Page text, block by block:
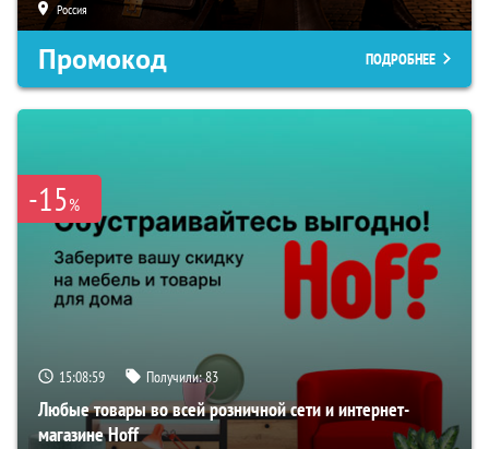
Россия
Промокод ПОДРОБНЕЕ
-15%
15:08:58 Получили:83
Любые товары во всей розничной сети и интернет-
магазине Hoff